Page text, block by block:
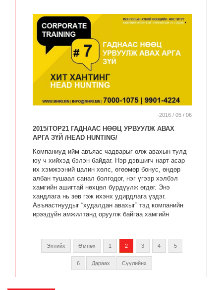
-2016 / 05 / 06
2015/TOP21 ГАДНААС НӨӨЦ УРВУУЛЖ АВАХ
АРГА ЗҮЙ /HEAD HUNTING/
Компаниуд ийм авъяас чадварыг олж авахын тулд
юу ч хийхэд бэлэн байдаг. Нэр дэвшигч нарт асар
их хэмжээний цалин хөлс, өгөөмөр бонус, өндөр
албан тушаал санал болгодог, нэг үгээр хэлбэл
хамгийн ашигтай нөхцөл бүрдүүлж өгдөг. Энэ
хандлага нь зөв гэж ихэнх удирдлага үздэг.
Авъяастнуудыг “худалдан авахыг” тэд компанийн
ирээдүйн амжилтанд оруулж байгаа хамгийн
Эхнийх Өмнөх 1 2 3 4 5
6 Дараах Сүүлийнх